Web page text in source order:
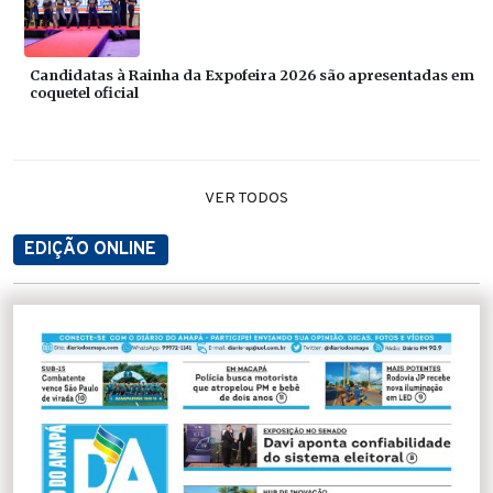
Candidatas à Rainha da Expofeira 2026 são apresentadas em
coquetel oficial
VER TODOS
EDIÇÃO ONLINE